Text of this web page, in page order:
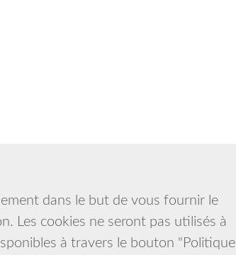
dans le but de vous fournir le
Les cookies ne seront pas utilisés à
à travers le bouton "Politique